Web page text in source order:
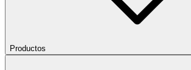
Productos